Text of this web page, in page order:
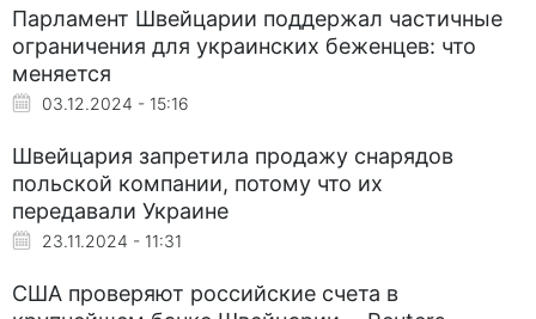
Парламент Швейцарии поддержал частичные
ограничения для украинских беженцев: что
меняется
03.12.2024 - 15:16
Швейцария запретила продажу снарядов
польской компании, потому что их
передавали Украине
23.11.2024 - 11:31
США проверяют российские счета в